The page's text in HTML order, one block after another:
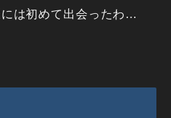
は初めて出会ったわ…